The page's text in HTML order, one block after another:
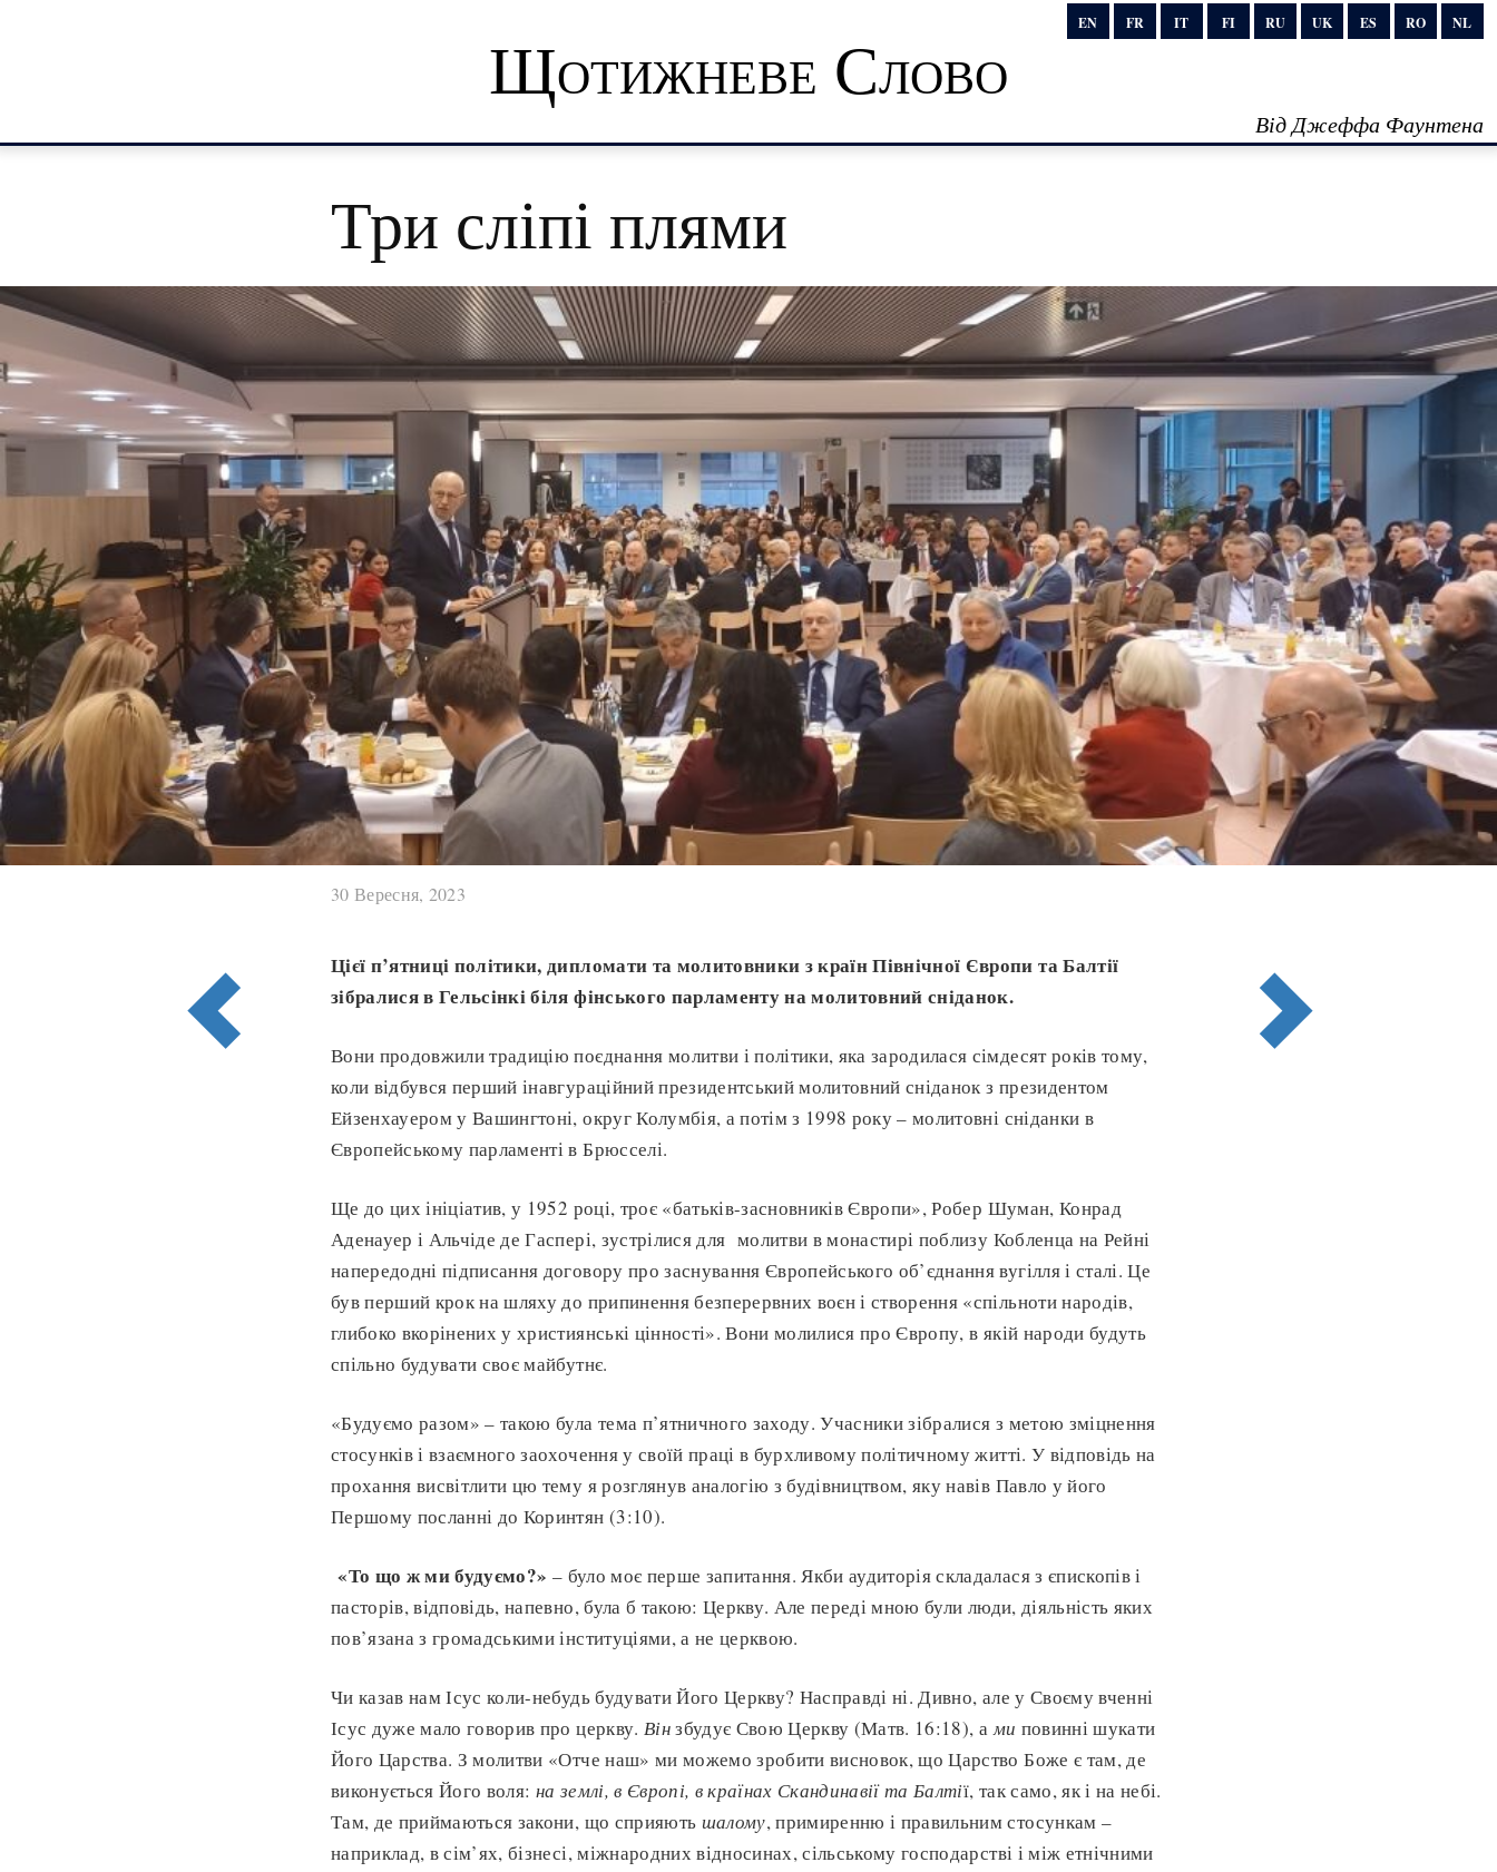
EN FR IT FI RU UK ES RO NL
Щотижневе Слово
Від Джеффа Фаунтена
Три сліпі плями
30 Вересня, 2023
Цієї п’ятниці політики, дипломати та молитовники з країн Північної Європи та Балтії
зібралися в Гельсінкі біля фінського парламенту на молитовний сніданок.
Вони продовжили традицію поєднання молитви і політики, яка зародилася сімдесят років тому,
коли відбувся перший інавгураційний президентський молитовний сніданок з президентом
Ейзенхауером у Вашингтоні, округ Колумбія, а потім з 1998 року – молитовні сніданки в
Європейському парламенті в Брюсселі.
Ще до цих ініціатив, у 1952 році, троє «батьків-засновників Європи», Робер Шуман, Конрад
Аденауер і Альчіде де Гаспері, зустрілися для молитви в монастирі поблизу Кобленца на Рейні
напередодні підписання договору про заснування Європейського об’єднання вугілля і сталі. Це
був перший крок на шляху до припинення безперервних воєн і створення «спільноти народів,
глибоко вкорінених у християнські цінності». Вони молилися про Європу, в якій народи будуть
спільно будувати своє майбутнє.
«Будуємо разом» – такою була тема п’ятничного заходу. Учасники зібралися з метою зміцнення
стосунків і взаємного заохочення у своїй праці в бурхливому політичному житті. У відповідь на
прохання висвітлити цю тему я розглянув аналогію з будівництвом, яку навів Павло у його
Першому посланні до Коринтян (3:10).
«То що ж ми будуємо?» – було моє перше запитання. Якби аудиторія складалася з єпископів і
пасторів, відповідь, напевно, була б такою: Церкву. Але переді мною були люди, діяльність яких
пов’язана з громадськими інституціями, а не церквою.
Чи казав нам Ісус коли-небудь будувати Його Церкву? Насправді ні. Дивно, але у Своєму вченні
Ісус дуже мало говорив про церкву. Вінзбудує Свою Церкву (Матв. 16:18), ами повинні шукати
Його Царства. З молитви «Отче наш» ми можемо зробити висновок, що Царство Боже є там, де
виконується Його воля: на землі, в Європі, в країнах Скандинавії та Балтії, так само, як і на небі.
Там, де приймаються закони, що сприяють шалому, примиренню і правильним стосункам –
наприклад, в сім’ях, бізнесі, міжнародних відносинах, сільському господарстві і між етнічними